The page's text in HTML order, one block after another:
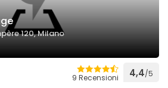
120, Milano
9 Recensioni 4,4/5